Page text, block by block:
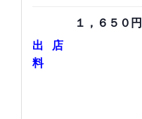
出店
料
１，６５０円